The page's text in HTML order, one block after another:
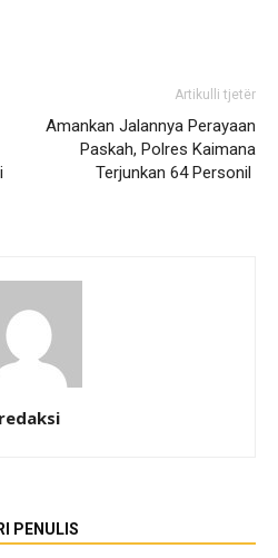
Artikulli tjetër
Amankan Jalannya Perayaan
Paskah, Polres Kaimana
Terjunkan 64 Personil
redaksi
PENULIS